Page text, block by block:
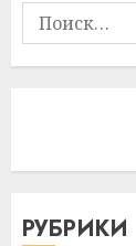
Найти:
РУБРИКИ